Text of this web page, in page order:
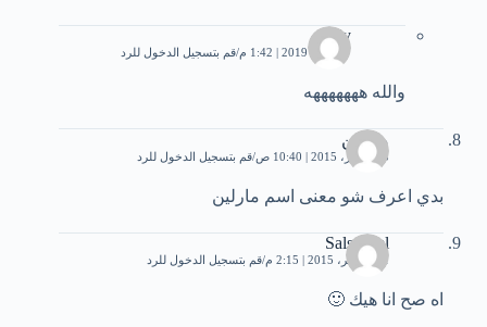
Saly
17 يناير، 2019 | 1:42 م قم بتسجيل الدخول للرد
والله هههههههه
مارلين
15 أكتوبر، 2015 | 10:40 ص قم بتسجيل الدخول للرد
بدي اعرف شو معنى اسم مارلين
Salsabeel
21 نوفمبر، 2015 | 2:15 م قم بتسجيل الدخول للرد
اه صح انا هيك 🙂